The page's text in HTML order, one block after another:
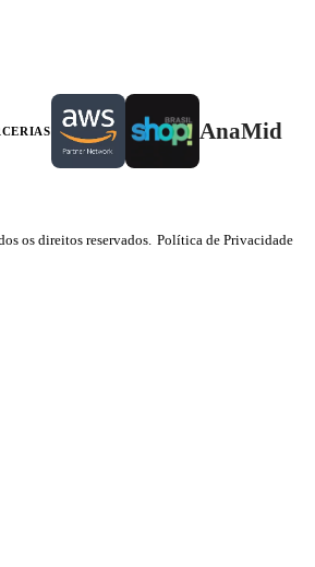
AnaMid
os direitos reservados. Política de Privacidade